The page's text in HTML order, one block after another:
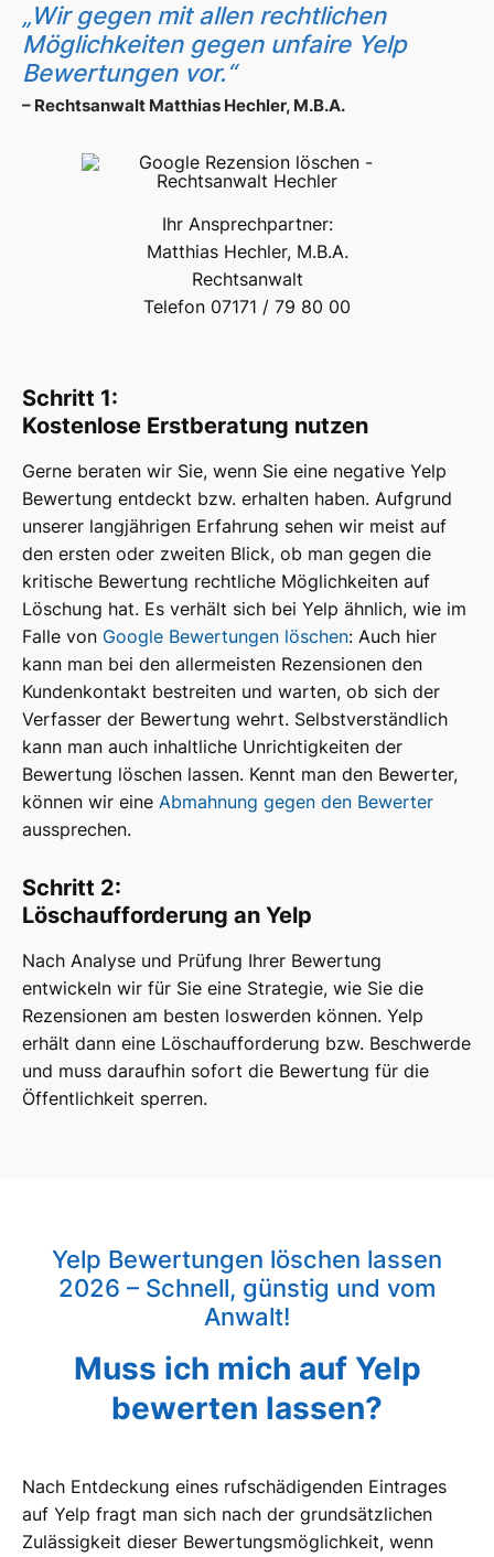
„Wir gegen mit allen rechtlichen
Möglichkeiten gegen unfaire Yelp
Bewertungen vor.“
– Rechtsanwalt Matthias Hechler, M.B.A.
Schritt 1:
Kostenlose Erstberatung nutzen
Gerne beraten wir Sie, wenn Sie eine negative Yelp
Bewertung entdeckt bzw. erhalten haben. Aufgrund
unserer langjährigen Erfahrung sehen wir meist auf
den ersten oder zweiten Blick, ob man gegen die
kritische Bewertung rechtliche Möglichkeiten auf
Löschung hat. Es verhält sich bei Yelp ähnlich, wie im
Falle von Google Bewertungen löschen: Auch hier
kann man bei den allermeisten Rezensionen den
Kundenkontakt bestreiten und warten, ob sich der
Verfasser der Bewertung wehrt. Selbstverständlich
kann man auch inhaltliche Unrichtigkeiten der
Bewertung löschen lassen. Kennt man den Bewerter,
können wir eine Abmahnung gegen den Bewerter
aussprechen.
Schritt 2:
Löschaufforderung an Yelp
Nach Analyse und Prüfung Ihrer Bewertung
entwickeln wir für Sie eine Strategie, wie Sie die
Rezensionen am besten loswerden können. Yelp
erhält dann eine Löschaufforderung bzw. Beschwerde
und muss daraufhin sofort die Bewertung für die
Öffentlichkeit sperren.
Ihr Ansprechpartner:
Matthias Hechler, M.B.A.
Rechtsanwalt
Telefon 07171 / 79 80 00
Yelp Bewertungen löschen lassen
2026 – Schnell, günstig und vom
Anwalt!
Muss ich mich auf Yelp
bewerten lassen?
Nach Entdeckung eines rufschädigenden Eintrages
auf Yelp fragt man sich nach der grundsätzlichen
Zulässigkeit dieser Bewertungsmöglichkeit, wenn